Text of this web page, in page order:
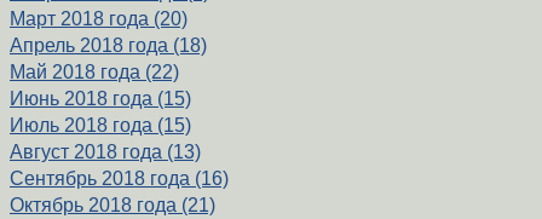
Март 2018 года (20)
Апрель 2018 года (18)
Май 2018 года (22)
Июнь 2018 года (15)
Июль 2018 года (15)
Август 2018 года (13)
Сентябрь 2018 года (16)
Октябрь 2018 года (21)